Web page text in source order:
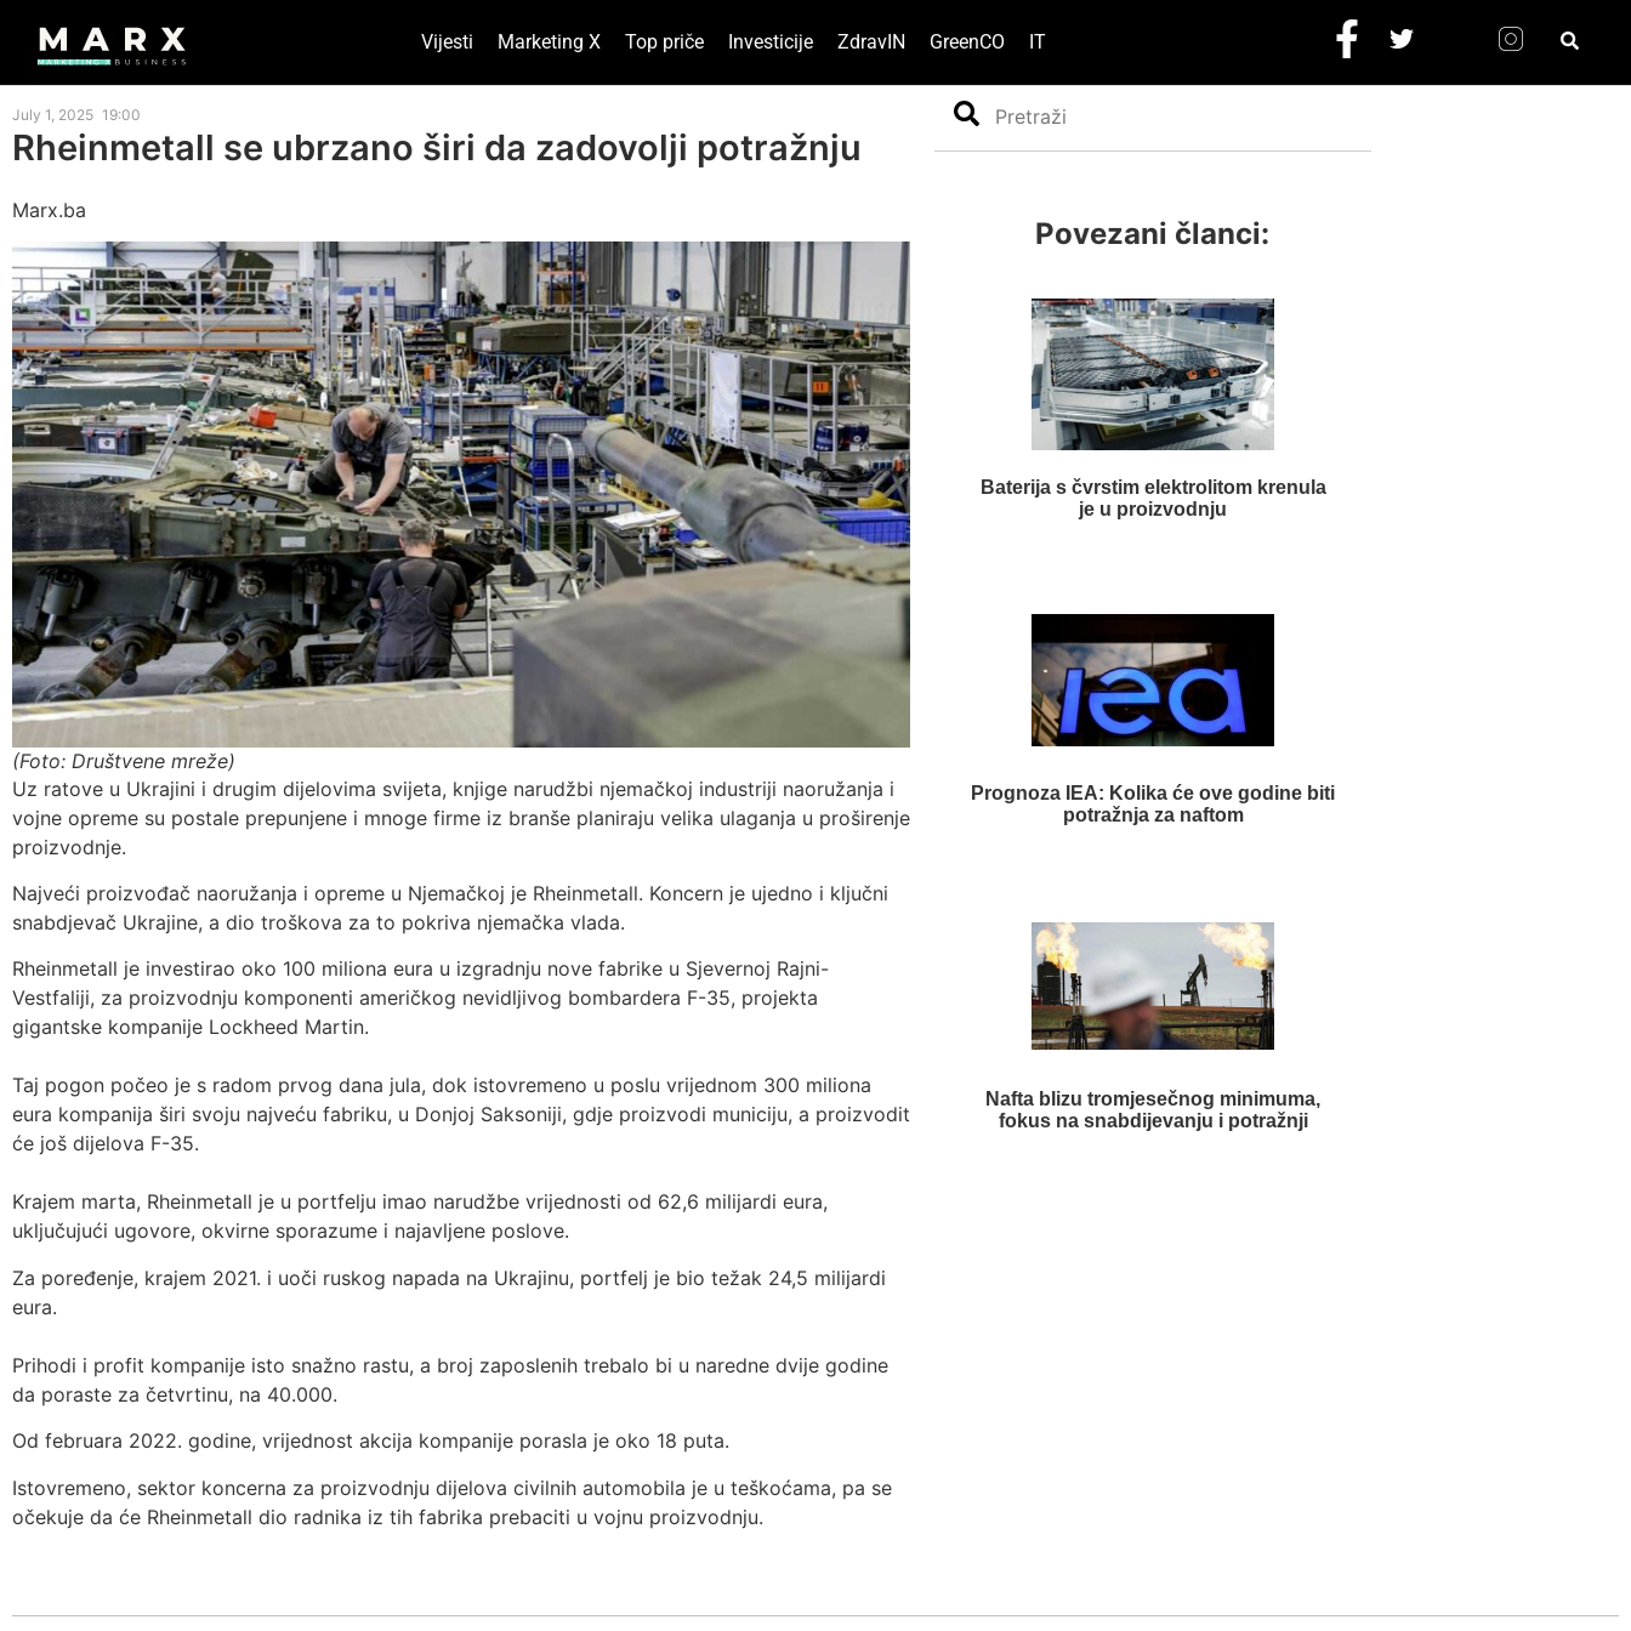
Vijesti Marketing X Top priče Investicije ZdravIN GreenCO IT
July 1, 2025 19:00
Rheinmetall se ubrzano širi da zadovolji potražnju
Marx.ba
(Foto: Društvene mreže)
Uz ratove u Ukrajini i drugim dijelovima svijeta, knjige narudžbi njemačkoj industriji naoružanja i
vojne opreme su postale prepunjene i mnoge firme iz branše planiraju velika ulaganja u proširenje
proizvodnje.
Najveći proizvođač naoružanja i opreme u Njemačkoj je Rheinmetall. Koncern je ujedno i ključni
snabdjevač Ukrajine, a dio troškova za to pokriva njemačka vlada.
Rheinmetall je investirao oko 100 miliona eura u izgradnju nove fabrike u Sjevernoj Rajni-
Vestfaliji, za proizvodnju komponenti američkog nevidljivog bombardera F-35, projekta
gigantske kompanije Lockheed Martin.
Taj pogon počeo je s radom prvog dana jula, dok istovremeno u poslu vrijednom 300 miliona
eura kompanija širi svoju najveću fabriku, u Donjoj Saksoniji, gdje proizvodi municiju, a proizvodit
će još dijelova F-35.
Krajem marta, Rheinmetall je u portfelju imao narudžbe vrijednosti od 62,6 milijardi eura,
uključujući ugovore, okvirne sporazume i najavljene poslove.
Za poređenje, krajem 2021. i uoči ruskog napada na Ukrajinu, portfelj je bio težak 24,5 milijardi
eura.
Prihodi i profit kompanije isto snažno rastu, a broj zaposlenih trebalo bi u naredne dvije godine
da poraste za četvrtinu, na 40.000.
Od februara 2022. godine, vrijednost akcija kompanije porasla je oko 18 puta.
Istovremeno, sektor koncerna za proizvodnju dijelova civilnih automobila je u teškoćama, pa se
očekuje da će Rheinmetall dio radnika iz tih fabrika prebaciti u vojnu proizvodnju.
Search
Povezani članci:
Baterija s čvrstim elektrolitom krenula
je u proizvodnju
Prognoza IEA: Kolika će ove godine biti
potražnja za naftom
Nafta blizu tromjesečnog minimuma,
fokus na snabdijevanju i potražnji